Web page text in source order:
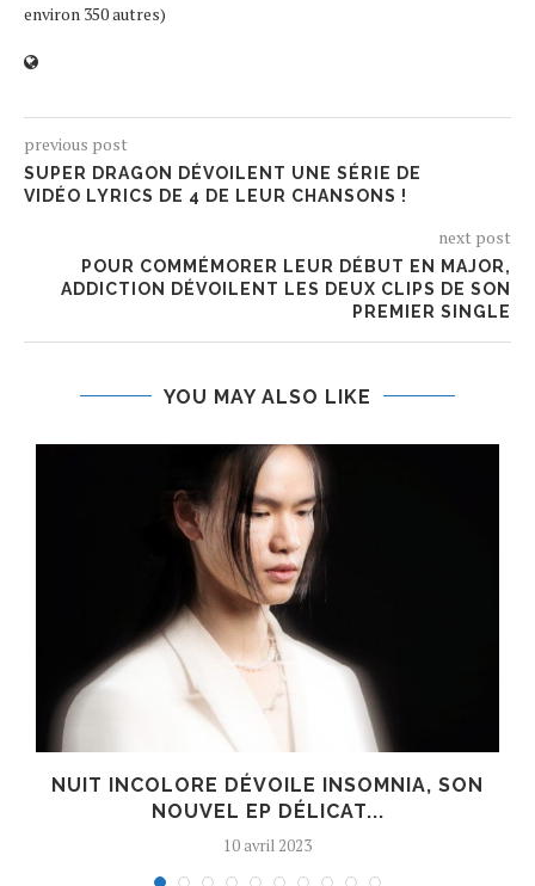
environ 350 autres)
previous post
SUPER DRAGON DÉVOILENT UNE SÉRIE DE
VIDÉO LYRICS DE 4 DE LEUR CHANSONS !
next post
POUR COMMÉMORER LEUR DÉBUT EN MAJOR,
ADDICTION DÉVOILENT LES DEUX CLIPS DE SON
PREMIER SINGLE
YOU MAY ALSO LIKE
NUIT INCOLORE DÉVOILE INSOMNIA, SON
NOUVEL EP DÉLICAT...
10 avril 2023